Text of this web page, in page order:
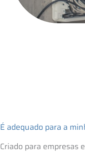
É adequado para a
Criado para empresas